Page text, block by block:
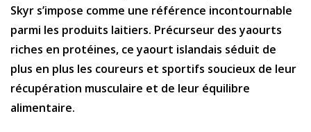
Skyr s’impose comme une référence incontournable
parmi les produits laitiers. Précurseur des yaourts
riches en protéines, ce yaourt islandais séduit de
plus en plus les coureurs et sportifs soucieux de leur
récupération musculaire et de leur équilibre
alimentaire.